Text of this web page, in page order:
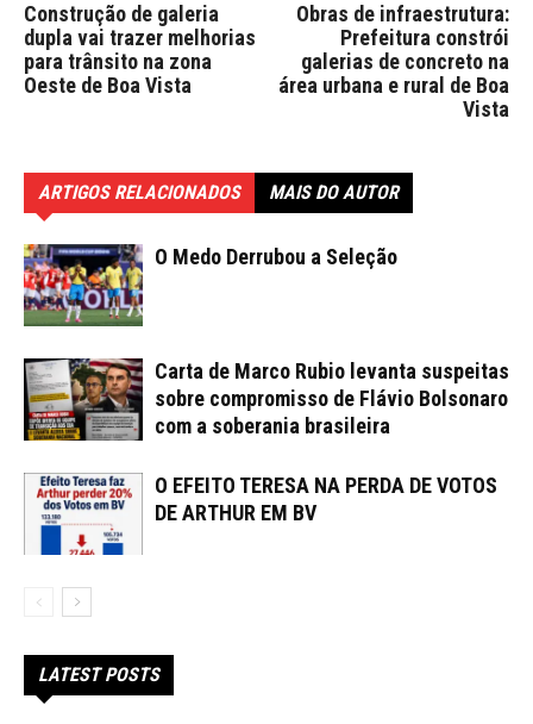
Construção de galeria
dupla vai trazer melhorias
para trânsito na zona
Oeste de Boa Vista
Obras de infraestrutura:
Prefeitura constrói
galerias de concreto na
área urbana e rural de Boa
Vista
ARTIGOS RELACIONADOS MAIS DO AUTOR
O Medo Derrubou a Seleção
Carta de Marco Rubio levanta suspeitas
sobre compromisso de Flávio Bolsonaro
com a soberania brasileira
O EFEITO TERESA NA PERDA DE VOTOS
DE ARTHUR EM BV
LATEST POSTS